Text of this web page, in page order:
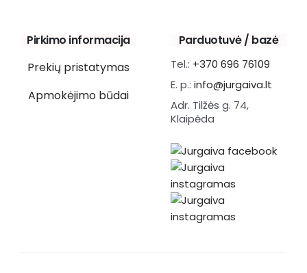
Pirkimo informacija
Prekių pristatymas
Apmokėjimo būdai
Parduotuvė / bazė
Tel.: +370 696 76109
E. p.: info@jurgaiva.lt
Adr. Tilžės g. 74,
Klaipėda